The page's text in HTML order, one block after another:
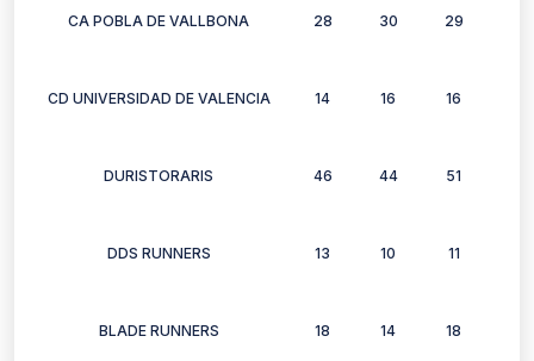
CA POBLA DE VALLBONA 28 30 29
CD UNIVERSIDAD DE VALENCIA 14 16 16
DURISTORARIS 46 44 51
DDS RUNNERS 13 10 11
BLADE RUNNERS 18 14 18